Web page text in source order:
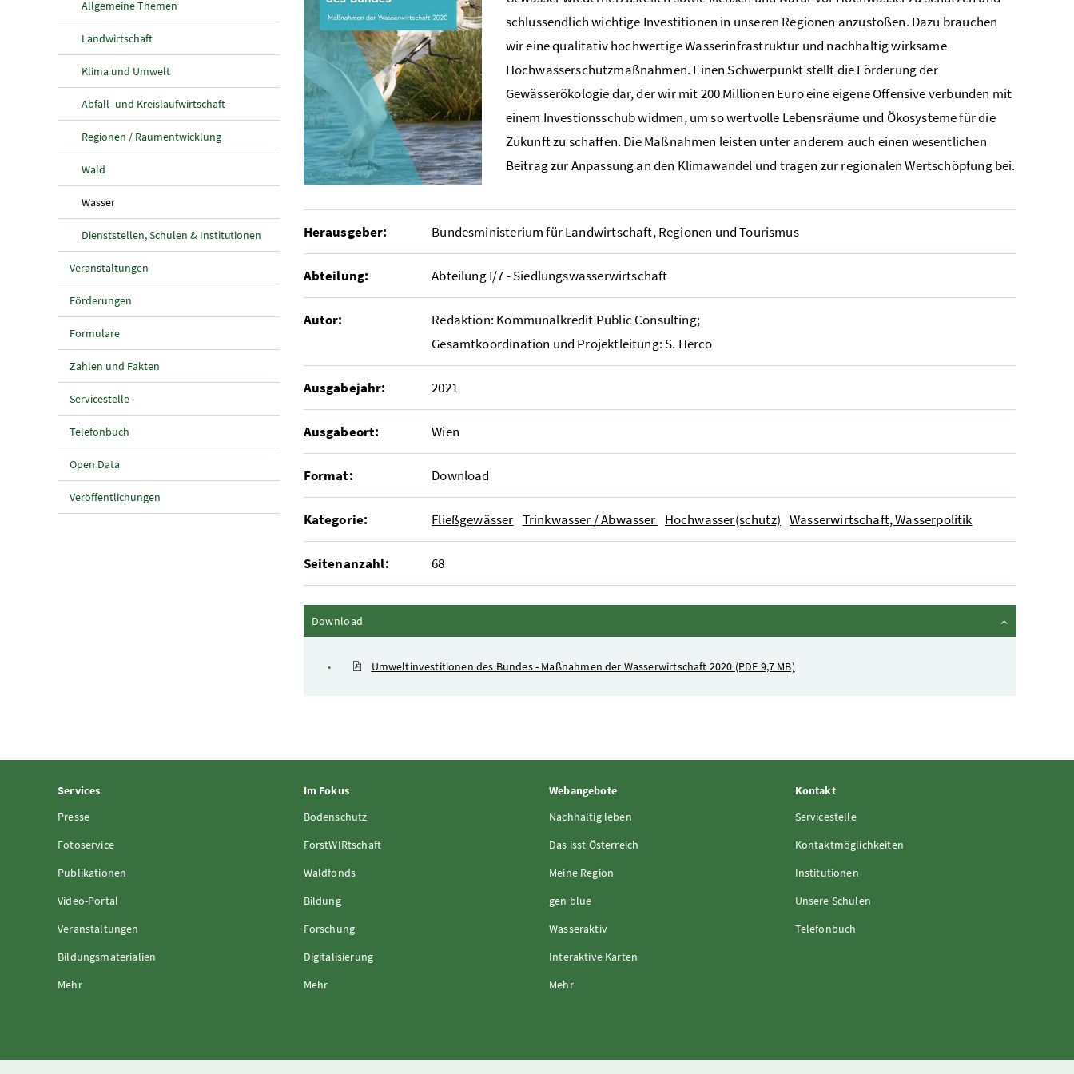
Allgemeine Themen
Landwirtschaft
Klima und Umwelt
Abfall- und Kreislaufwirtschaft
Regionen / Raumentwicklung
Wald
Wasser(aktuelle Seite)
Dienststellen, Schulen & Institutionen
Veranstaltungen
Förderungen
Formulare
Zahlen und Fakten
Servicestelle
Telefonbuch
Open Data
Veröffentlichungen
schlussendlich wichtige Investitionen in unseren Regionen anzustoßen. Dazu brauchen
wir eine qualitativ hochwertige Wasserinfrastruktur und nachhaltig wirksame
Hochwasserschutzmaßnahmen. Einen Schwerpunkt stellt die Förderung der
Gewässerökologie dar, der wir mit 200 Millionen Euro eine eigene Offensive verbunden mit
einem Investionsschub widmen, um so wertvolle Lebensräume und Ökosysteme für die
Zukunft zu schaffen. Die Maßnahmen leisten unter anderem auch einen wesentlichen
Beitrag zur Anpassung an den Klimawandel und tragen zur regionalen Wertschöpfung bei.
Herausgeber: Bundesministerium für Landwirtschaft, Regionen und Tourismus
Abteilung: Abteilung I/7 - Siedlungswasserwirtschaft
Autor:
Redaktion: Kommunalkredit Public Consulting;
Gesamtkoordination und Projektleitung: S. Herco
Ausgabejahr: 2021
Ausgabeort: Wien
Format: Download
Kategorie: Fließgewässer Trinkwasser / Abwasser Hochwasser(schutz) Wasserwirtschaft, Wasserpolitik
Seitenanzahl: 68
Download
Umweltinvestitionen des Bundes - Maßnahmen der Wasserwirtschaft 2020 (PDF 9,7 MB)
Services
Presse
Fotoservice
Publikationen
Video-Portal
Veranstaltungen
Bildungsmaterialien
Mehr
Im Fokus
Bodenschutz
ForstWIRtschaft
Waldfonds
Bildung
Forschung
Digitalisierung
Mehr
Webangebote
Nachhaltig leben
Das isst Österreich
Meine Region
gen blue
Wasseraktiv
Interaktive Karten
Mehr
Kontakt
Servicestelle
Kontaktmöglichkeiten
Institutionen
Unsere Schulen
Telefonbuch